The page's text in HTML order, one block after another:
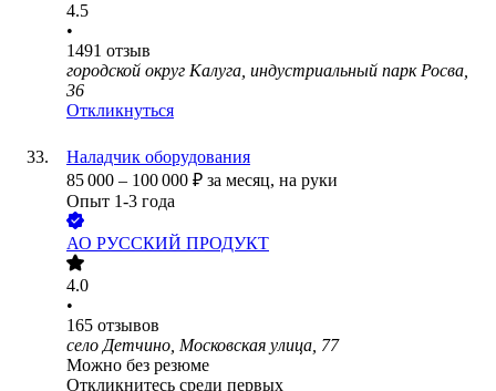
4.5
•
1491 отзыв
городской округ Калуга, индустриальный парк Росва,
36
Откликнуться
Наладчик оборудования
85 000 – 100 000 ₽ за месяц, на руки
Опыт 1-3 года
АО РУССКИЙ ПРОДУКТ
4.0
•
165 отзывов
село Детчино, Московская улица, 77
Можно без резюме
Откликнитесь среди первых